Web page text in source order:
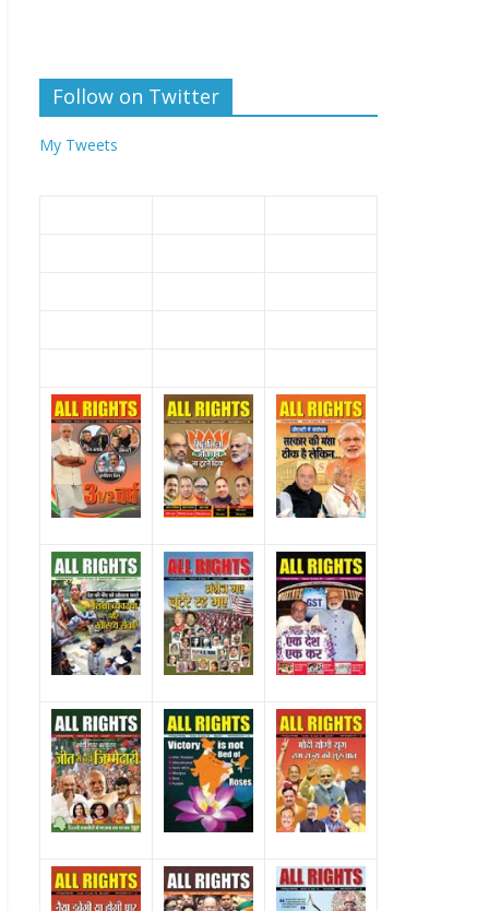
Follow on Twitter
My Tweets